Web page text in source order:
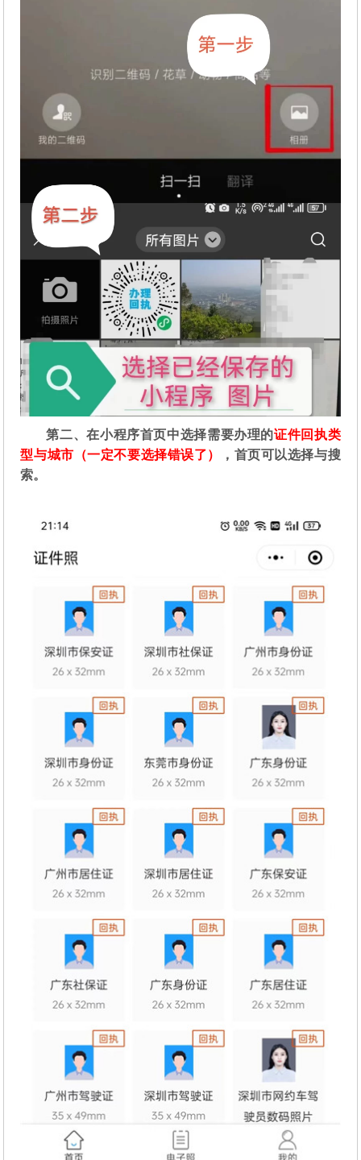
第二、在小程序首页中选择需要办理的证件回执类
型与城市（一定不要选择错误了）
，首页可以选择与搜
索。